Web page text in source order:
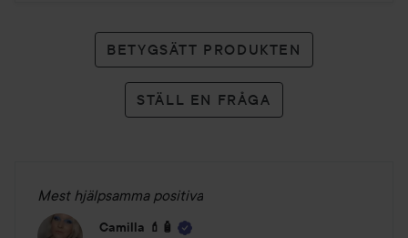
BETYGSÄTT PRODUKTEN
STÄLL EN FRÅGA
Mest hjälpsamma positiva
Camilla 💄🧴